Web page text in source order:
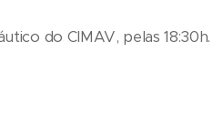
do CIMAV, pelas 18:30h.